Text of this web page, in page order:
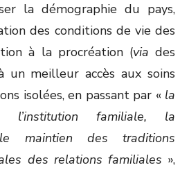
la démographie du pays,
des conditions de vie des
à la procréation (viades
un meilleur accès aux soins
isolées, en passant par « la
l’institution familiale, la
maintien des traditions
des relations familiales »,